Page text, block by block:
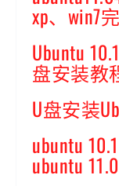
xp、win7
Ubuntu
盘安装教
U盘安装
ubuntu
ubuntu